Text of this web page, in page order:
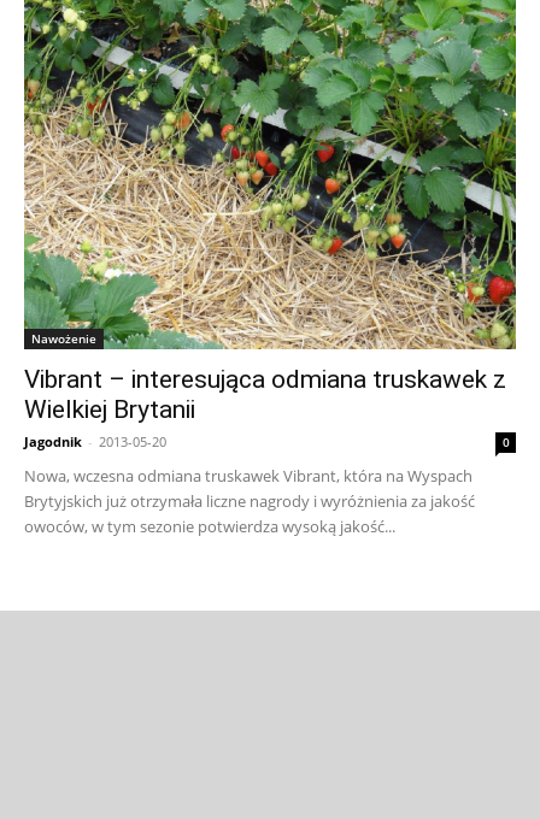
Nawożenie
Vibrant – interesująca odmiana truskawek z
Wielkiej Brytanii
Jagodnik - 2013-05-20 0
Nowa, wczesna odmiana truskawek Vibrant, która na Wyspach
Brytyjskich już otrzymała liczne nagrody i wyróżnienia za jakość
owoców, w tym sezonie potwierdza wysoką jakość...